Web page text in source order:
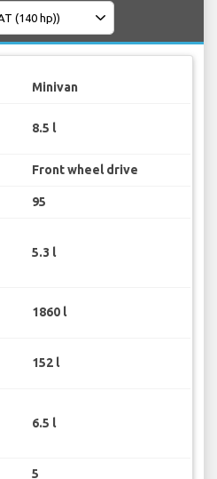
Minivan
8.5 l
Front wheel drive
95
5.3 l
1860 l
152 l
6.5 l
5